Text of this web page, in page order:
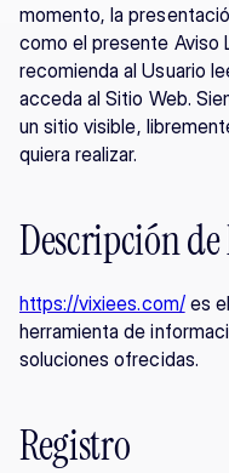
momento, la
como el presente Aviso
recomienda al Usuario
acceda al Sitio Web.
un sitio visible,
quiera realizar.
Descripción de
https://vixiees.com/ es
herramienta de
soluciones ofrecidas.
Registro